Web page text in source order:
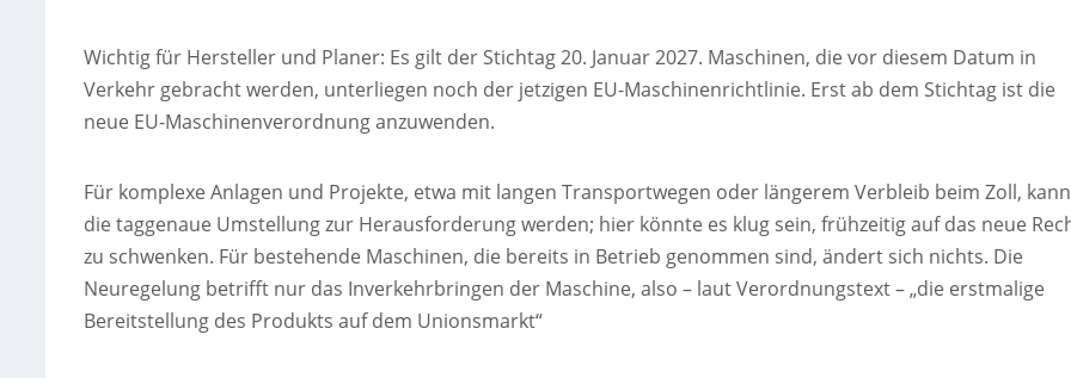
Wichtig für Hersteller und Planer: Es gilt der Stichtag 20. Januar 2027. Maschinen, die vor diesem Datum in
Verkehr gebracht werden, unterliegen noch der jetzigen EU-Maschinenrichtlinie. Erst ab dem Stichtag ist die
neue EU-Maschinenverordnung anzuwenden.
Für komplexe Anlagen und Projekte, etwa mit langen Transportwegen oder längerem Verbleib beim Zoll, kann
die taggenaue Umstellung zur Herausforderung werden; hier könnte es klug sein, frühzeitig auf das neue
zu schwenken. Für bestehende Maschinen, die bereits in Betrieb genommen sind, ändert sich nichts. Die
Neuregelung betrifft nur das Inverkehrbringen der Maschine, also – laut Verordnungstext – „die erstmalige
Bereitstellung des Produkts auf dem Unionsmarkt“